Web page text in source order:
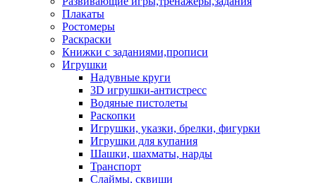
Плакаты
Ростомеры
Раскраски
Книжки с заданиями,прописи
Игрушки
Надувные круги
3D игрушки-антистресс
Водяные пистолеты
Раскопки
Игрушки, указки, брелки, фигурки
Игрушки для купания
Шашки, шахматы, нарды
Транспорт
Слаймы, сквиши